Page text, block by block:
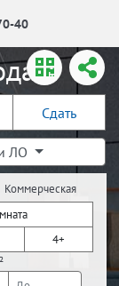
40
Сдать
ЛО
Коммерческая
недвижимость
4+